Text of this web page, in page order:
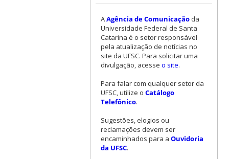
AAgência de Comunicaçãoda
Universidade Federal de Santa
Catarina é o setor responsável
pela atualização de notícias no
site da UFSC. Para solicitar uma
divulgação, acesse o site.
Para falar com qualquer setor da
UFSC, utilize o Catálogo
Telefônico.
Sugestões, elogios ou
reclamações devem ser
encaminhados para a Ouvidoria
da UFSC.